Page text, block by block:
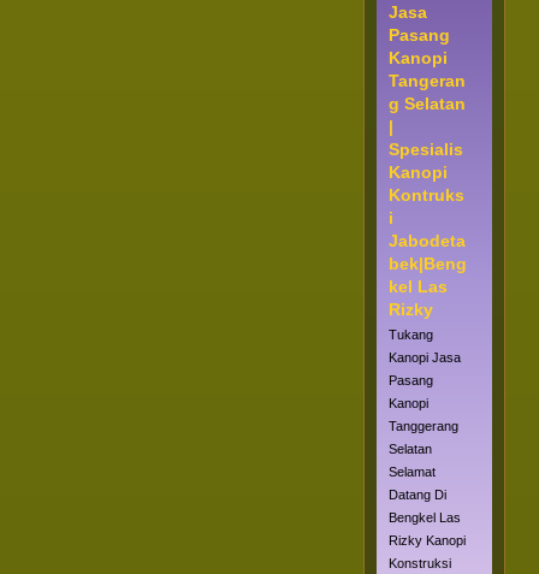
Jasa
Pasang
Kanopi
Tangeran
g Selatan
|
Spesialis
Kanopi
Kontruks
i
Jabodeta
bek|Beng
kel Las
Rizky
Tukang
Kanopi Jasa
Pasang
Kanopi
Tanggerang
Selatan
Selamat
Datang Di
Bengkel Las
Rizky Kanopi
Konstruksi